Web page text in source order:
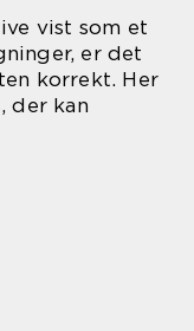
vist som et
er det
korrekt. Her
der kan